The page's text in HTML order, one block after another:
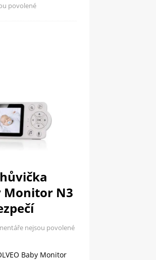
povolené
Monitor N3
nejsou povolené
Baby Monitor